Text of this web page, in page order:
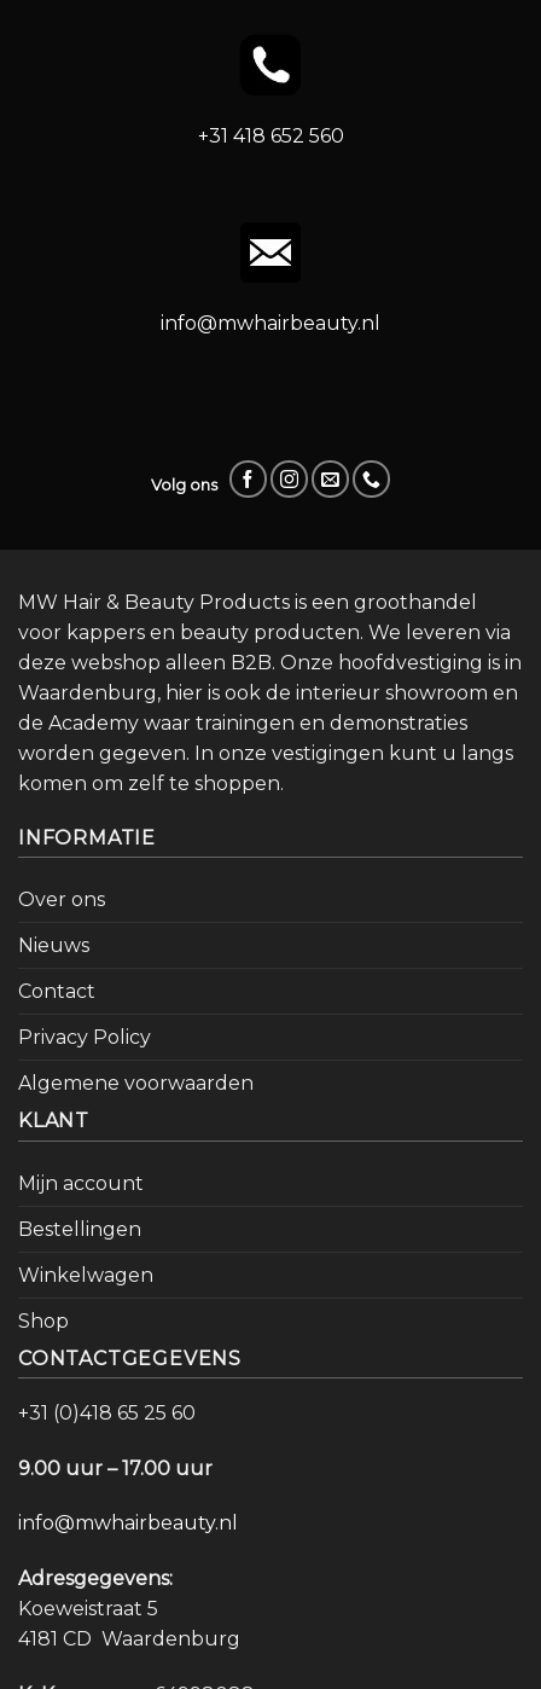
+31 418 652 560
info@mwhairbeauty.nl
Volg ons
MW Hair & Beauty Products is een groothandel
voor kappers en beauty producten. We leveren via
deze webshop alleen B2B. Onze hoofdvestiging is in
Waardenburg, hier is ook de interieur showroom en
de Academy waar trainingen en demonstraties
worden gegeven. In onze vestigingen kunt u langs
komen om zelf te shoppen.
INFORMATIE
Over ons
Nieuws
Contact
Privacy Policy
Algemene voorwaarden
KLANT
Mijn account
Bestellingen
Winkelwagen
Shop
CONTACTGEGEVENS
+31 (0)418 65 25 60
9.00 uur – 17.00 uur
info@mwhairbeauty.nl
Adresgegevens:
Koeweistraat 5
4181 CD Waardenburg